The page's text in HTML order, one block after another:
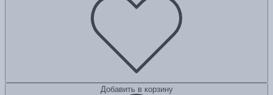
Добавить в корзину